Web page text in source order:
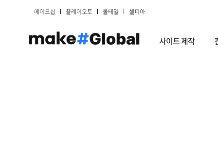
메이크샵 플레이오토 몰테일 셀피아
사이트 제작